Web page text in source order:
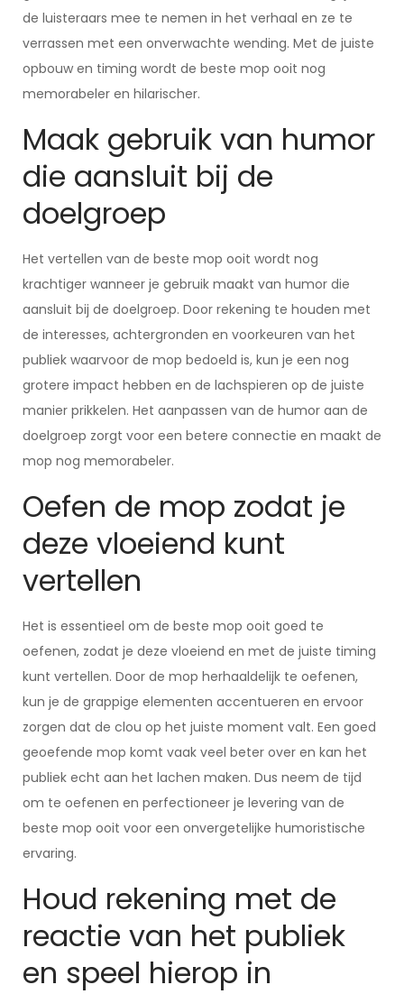
de luisteraars mee te nemen in het verhaal en ze te
verrassen met een onverwachte wending. Met de juiste
opbouw en timing wordt de beste mop ooit nog
memorabeler en hilarischer.
Maak gebruik van humor
die aansluit bij de
doelgroep
Het vertellen van de beste mop ooit wordt nog
krachtiger wanneer je gebruik maakt van humor die
aansluit bij de doelgroep. Door rekening te houden met
de interesses, achtergronden en voorkeuren van het
publiek waarvoor de mop bedoeld is, kun je een nog
grotere impact hebben en de lachspieren op de juiste
manier prikkelen. Het aanpassen van de humor aan de
doelgroep zorgt voor een betere connectie en maakt de
mop nog memorabeler.
Oefen de mop zodat je
deze vloeiend kunt
vertellen
Het is essentieel om de beste mop ooit goed te
oefenen, zodat je deze vloeiend en met de juiste timing
kunt vertellen. Door de mop herhaaldelijk te oefenen,
kun je de grappige elementen accentueren en ervoor
zorgen dat de clou op het juiste moment valt. Een goed
geoefende mop komt vaak veel beter over en kan het
publiek echt aan het lachen maken. Dus neem de tijd
om te oefenen en perfectioneer je levering van de
beste mop ooit voor een onvergetelijke humoristische
ervaring.
Houd rekening met de
reactie van het publiek
en speel hierop in